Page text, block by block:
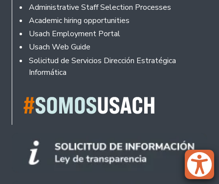
Administrative Staff Selection Processes
Academic hiring opportunities
Usach Employment Portal
Usach Web Guide
Solicitud de Servicios Dirección Estratégica
Informática